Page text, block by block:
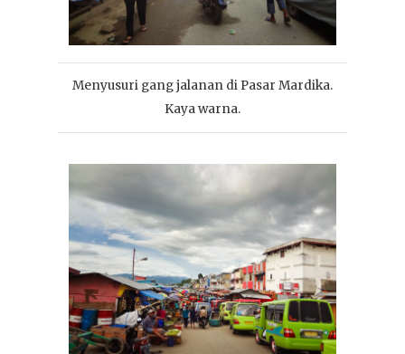
Menyusuri gang jalanan di Pasar Mardika.
Kaya warna.